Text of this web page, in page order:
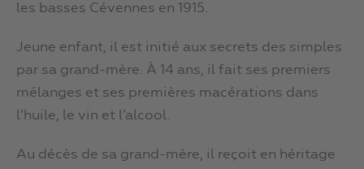
les basses Cévennes en 1915.
Jeune enfant, il est initié aux secrets des simples
par sa grand-mère. À 14 ans, il fait ses premiers
mélanges et ses premières macérations dans
l’huile, le vin et l’alcool.
Au décès de sa grand-mère, il reçoit en héritage